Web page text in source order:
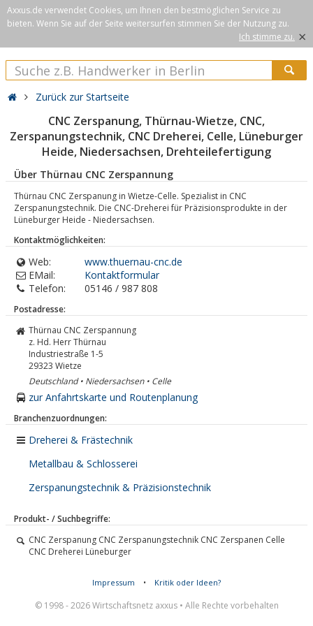
Axxus.de verwendet Cookies, um Ihnen den bestmöglichen Service zu
bieten. Wenn Sie auf der Seite weitersurfen stimmen Sie der Nutzung zu.
Ich stimme zu. ×
Zurück zur Startseite
CNC Zerspanung, Thürnau-Wietze, CNC,
Zerspanungstechnik, CNC Dreherei, Celle, Lüneburger
Heide, Niedersachsen, Drehteilefertigung
Über Thürnau CNC Zerspannung
Thürnau CNC Zerspanung in Wietze-Celle. Spezialist in CNC
Zerspanungstechnik. Die CNC-Dreherei für Präzisionsprodukte in der
Lüneburger Heide - Niedersachsen.
Kontaktmöglichkeiten:
Web:
www.thuernau-cnc.de
EMail:
Kontaktformular
Telefon:
05146 / 987 808
Postadresse:
Thürnau CNC Zerspannung
z. Hd. Herr Thürnau
Industriestraße 1-5
29323 Wietze
Deutschland • Niedersachsen • Celle
zur Anfahrtskarte und Routenplanung
Branchenzuordnungen:
Dreherei & Frästechnik
Metallbau & Schlosserei
Zerspanungstechnik & Präzisionstechnik
Produkt- / Suchbegriffe:
CNC Zerspanung CNC Zerspanungstechnik CNC Zerspanen Celle
CNC Dreherei Lüneburger
Impressum • Kritik oder Ideen?
© 1998 - 2026 Wirtschaftsnetz axxus • Alle Rechte vorbehalten